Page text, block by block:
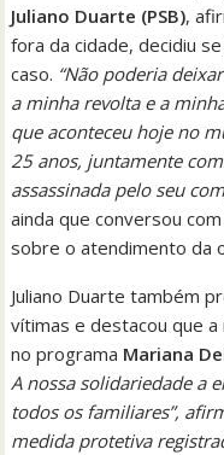
Juliano Duarte (PSB),
fora da cidade, decidiu
caso. “Não poderia
a minha revolta e a
que aconteceu hoje no
25 anos, juntamente
assassinada pelo seu
ainda que conversou
sobre o atendimento da
Juliano Duarte também
vítimas e destacou que
no programa Mariana
A nossa solidariedade a
todos os familiares”,
medida protetiva